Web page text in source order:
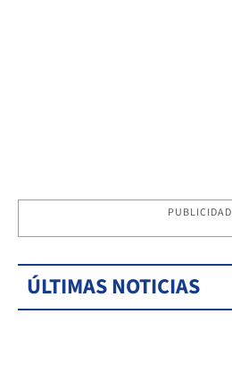
PUBLICIDAD
ÚLTIMAS NOTICIAS